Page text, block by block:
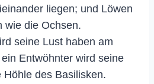
liegen; und Löwen
wie die Ochsen.
seine Lust haben am
Entwöhnter wird seine
des Basilisken.